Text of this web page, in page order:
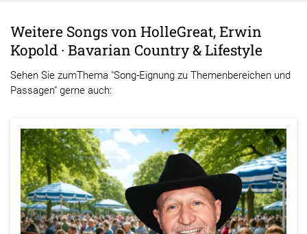
Weitere Songs von HolleGreat, Erwin
Kopold · Bavarian Country & Lifestyle
Sehen Sie zumThema "Song-Eignung zu Themenbereichen und
Passagen" gerne auch: